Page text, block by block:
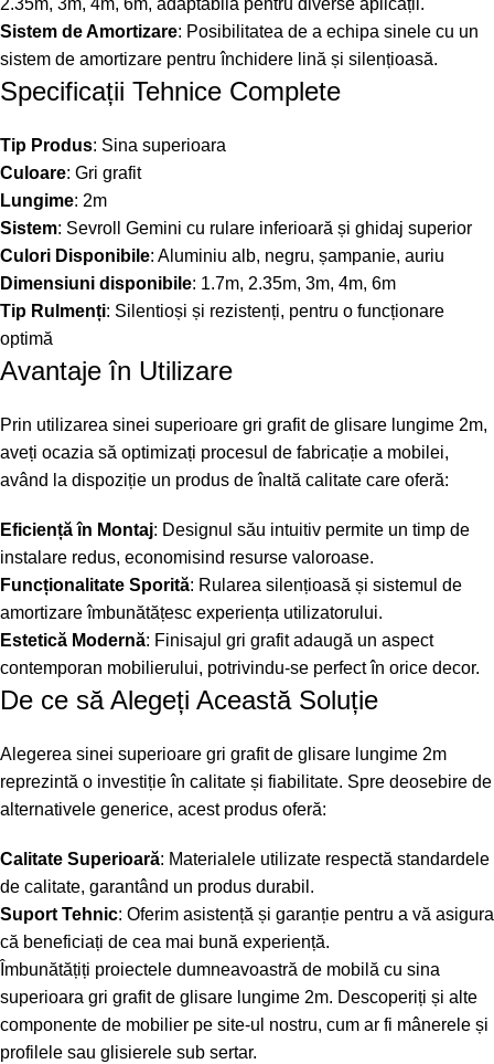
2.35m, 3m, 4m, 6m, adaptabilă pentru diverse aplicații.
Sistem de Amortizare: Posibilitatea de a echipa sinele cu un
sistem de amortizare pentru închidere lină și silențioasă.
Specificații Tehnice Complete
Tip Produs: Sina superioara
Culoare: Gri grafit
Lungime: 2m
Sistem: Sevroll Gemini cu rulare inferioară și ghidaj superior
Culori Disponibile: Aluminiu alb, negru, șampanie, auriu
Dimensiuni disponibile: 1.7m, 2.35m, 3m, 4m, 6m
Tip Rulmenți: Silentioși și rezistenți, pentru o funcționare
optimă
Avantaje în Utilizare
Prin utilizarea sinei superioare gri grafit de glisare lungime 2m,
aveți ocazia să optimizați procesul de fabricație a mobilei,
având la dispoziție un produs de înaltă calitate care oferă:
Eficiență în Montaj: Designul său intuitiv permite un timp de
instalare redus, economisind resurse valoroase.
Funcționalitate Sporită: Rularea silențioasă și sistemul de
amortizare îmbunătățesc experiența utilizatorului.
Estetică Modernă: Finisajul gri grafit adaugă un aspect
contemporan mobilierului, potrivindu-se perfect în orice decor.
De ce să Alegeți Această Soluție
Alegerea sinei superioare gri grafit de glisare lungime 2m
reprezintă o investiție în calitate și fiabilitate. Spre deosebire de
alternativele generice, acest produs oferă:
Calitate Superioară: Materialele utilizate respectă standardele
de calitate, garantând un produs durabil.
Suport Tehnic: Oferim asistență și garanție pentru a vă asigura
că beneficiați de cea mai bună experiență.
Îmbunătățiți proiectele dumneavoastră de mobilă cu sina
superioara gri grafit de glisare lungime 2m. Descoperiți și alte
componente de mobilier pe site-ul nostru, cum ar fi mânerele și
profilele sau glisierele sub sertar.